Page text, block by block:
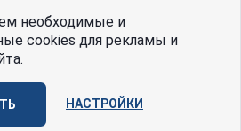
— 2026 pr3-g
необходимые и
cookies для рекламы и
НАСТРОЙКИ